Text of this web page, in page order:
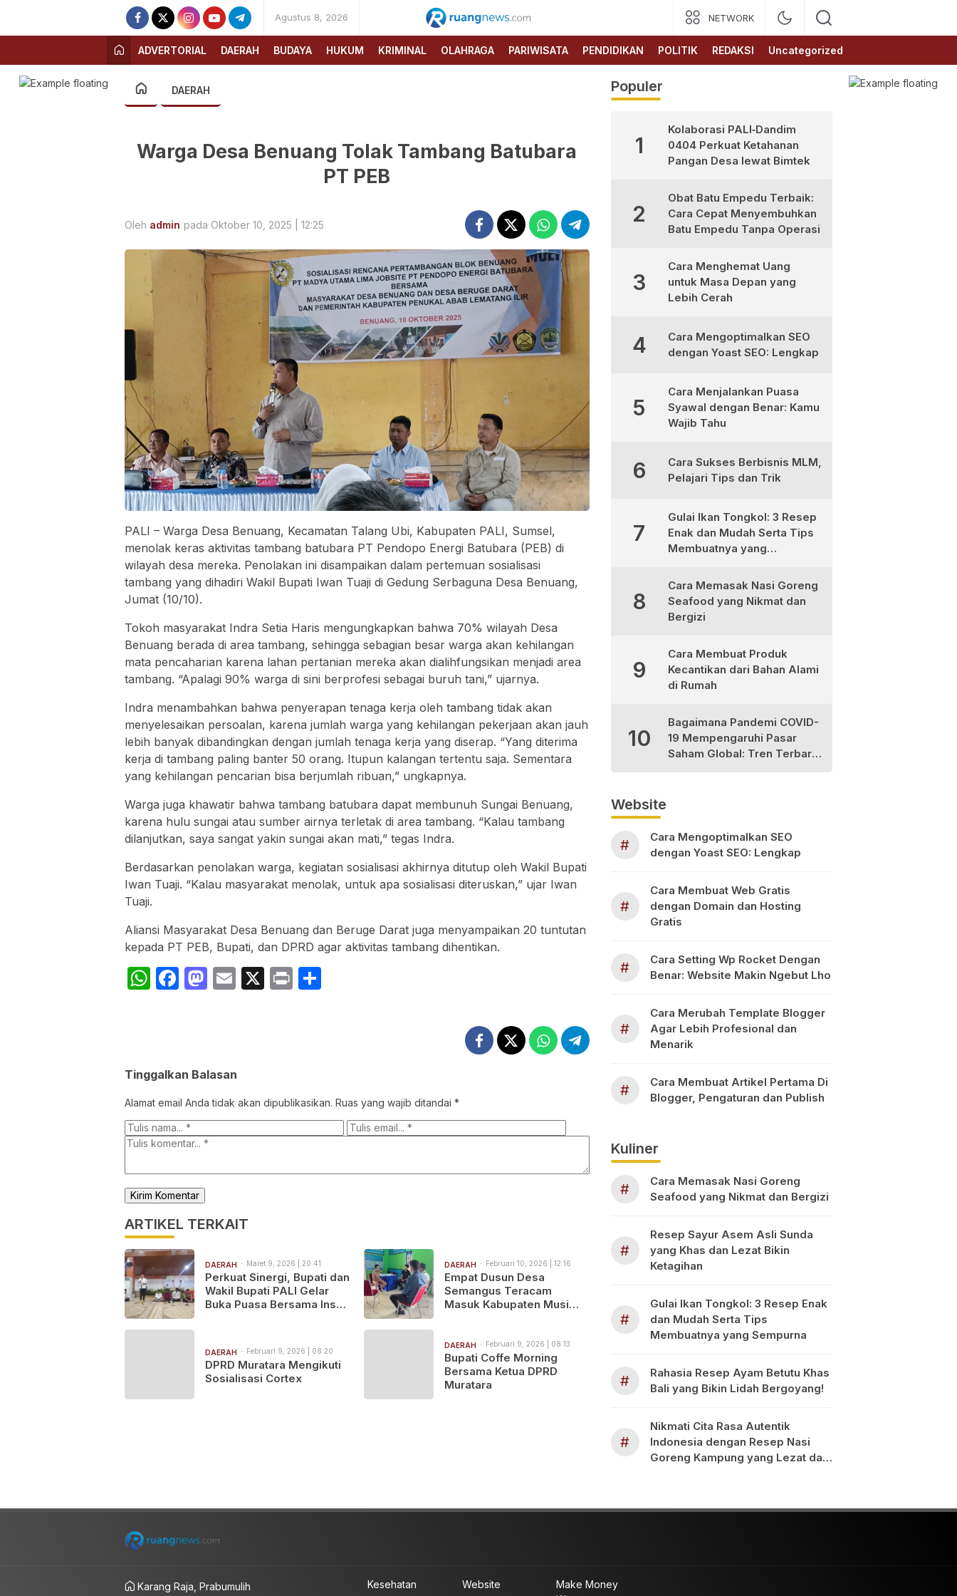
Agustus 8, 2026
RUANG
NEWS
NETWORK
ADVERTORIAL DAERAH BUDAYA HUKUM KRIMINAL OLAHRAGA PARIWISATA PENDIDIKAN POLITIK REDAKSI Uncategorized
DAERAH
Warga Desa Benuang Tolak Tambang Batubara
PT PEB
Oleh admin pada Oktober 10, 2025 | 12:25
PALI – Warga Desa Benuang, Kecamatan Talang Ubi, Kabupaten PALI, Sumsel,
menolak keras aktivitas tambang batubara PT Pendopo Energi Batubara (PEB) di
wilayah desa mereka. Penolakan ini disampaikan dalam pertemuan sosialisasi
tambang yang dihadiri Wakil Bupati Iwan Tuaji di Gedung Serbaguna Desa Benuang,
Jumat (10/10).
Tokoh masyarakat Indra Setia Haris mengungkapkan bahwa 70% wilayah Desa
Benuang berada di area tambang, sehingga sebagian besar warga akan kehilangan
mata pencaharian karena lahan pertanian mereka akan dialihfungsikan menjadi area
tambang. “Apalagi 90% warga di sini berprofesi sebagai buruh tani,” ujarnya.
Indra menambahkan bahwa penyerapan tenaga kerja oleh tambang tidak akan
menyelesaikan persoalan, karena jumlah warga yang kehilangan pekerjaan akan jauh
lebih banyak dibandingkan dengan jumlah tenaga kerja yang diserap. “Yang diterima
kerja di tambang paling banter 50 orang. Itupun kalangan tertentu saja. Sementara
yang kehilangan pencarian bisa berjumlah ribuan,” ungkapnya.
Warga juga khawatir bahwa tambang batubara dapat membunuh Sungai Benuang,
karena hulu sungai atau sumber airnya terletak di area tambang. “Kalau tambang
dilanjutkan, saya sangat yakin sungai akan mati,” tegas Indra.
Berdasarkan penolakan warga, kegiatan sosialisasi akhirnya ditutup oleh Wakil Bupati
Iwan Tuaji. “Kalau masyarakat menolak, untuk apa sosialisasi diteruskan,” ujar Iwan
Tuaji.
Aliansi Masyarakat Desa Benuang dan Beruge Darat juga menyampaikan 20 tuntutan
kepada PT PEB, Bupati, dan DPRD agar aktivitas tambang dihentikan.
WhatsApp
Facebook
Mastodon
Email
X Print
Tinggalkan Balasan
Alamat email Anda tidak akan dipublikasikan. Ruas yang wajib ditandai *
ARTIKEL TERKAIT
DAERAH Maret 9, 2026 | 20:41
Perkuat Sinergi, Bupati dan
Wakil Bupati PALI Gelar
Buka Puasa Bersama Insan
DAERAH Februari 10, 2026 | 12:16
‎Empat Dusun Desa
Semangus Teracam
Masuk Kabupaten Musi
Kejelasan Status
DAERAH Februari 9, 2026 | 08:20
DPRD Muratara Mengikuti
Sosialisasi Cortex
DAERAH Februari 9, 2026 | 08:13
Bupati Coffe Morning
Bersama Ketua DPRD
Muratara
Populer
1
Kolaborasi PALI‑Dandim
0404 Perkuat Ketahanan
Pangan Desa lewat Bimtek
2
Obat Batu Empedu Terbaik:
Cara Cepat Menyembuhkan
Batu Empedu Tanpa Operasi
3
Cara Menghemat Uang
untuk Masa Depan yang
Lebih Cerah
4
Cara Mengoptimalkan SEO
dengan Yoast SEO: Lengkap
5
Cara Menjalankan Puasa
Syawal dengan Benar: Kamu
Wajib Tahu
6
Cara Sukses Berbisnis MLM,
Pelajari Tips dan Trik
7
Gulai Ikan Tongkol: 3 Resep
Enak dan Mudah Serta Tips
Membuatnya yang
8
Cara Memasak Nasi Goreng
Seafood yang Nikmat dan
Bergizi
9
Cara Membuat Produk
Kecantikan dari Bahan Alami
di Rumah
10
Bagaimana Pandemi COVID-
19 Mempengaruhi Pasar
Saham Global: Tren Terbaru
Website
#
Cara Mengoptimalkan SEO
dengan Yoast SEO: Lengkap
#
Cara Membuat Web Gratis
dengan Domain dan Hosting
Gratis
#
Cara Setting Wp Rocket Dengan
Benar: Website Makin Ngebut Lho
#
Cara Merubah Template Blogger
Agar Lebih Profesional dan
Menarik
#
Cara Membuat Artikel Pertama Di
Blogger, Pengaturan dan Publish
Kuliner
#
Cara Memasak Nasi Goreng
Seafood yang Nikmat dan Bergizi
#
Resep Sayur Asem Asli Sunda
yang Khas dan Lezat Bikin
Ketagihan
#
Gulai Ikan Tongkol: 3 Resep Enak
dan Mudah Serta Tips
Membuatnya yang Sempurna
#
Rahasia Resep Ayam Betutu Khas
Bali yang Bikin Lidah Bergoyang!
#
Nikmati Cita Rasa Autentik
Indonesia dengan Resep Nasi
Goreng Kampung yang Lezat dan
Karang Raja, Prabumulih Kesehatan Website
Make Money